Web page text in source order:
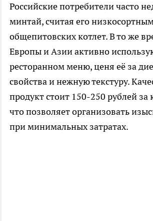
Российские потребители часто
минтай, считая его
общепитовских котлет. В то же
Европы и Азии активно
ресторанном меню, ценя её за
свойства и нежную текстуру.
продукт стоит 150-250 рублей за
что позволяет организовать
при минимальных затратах.